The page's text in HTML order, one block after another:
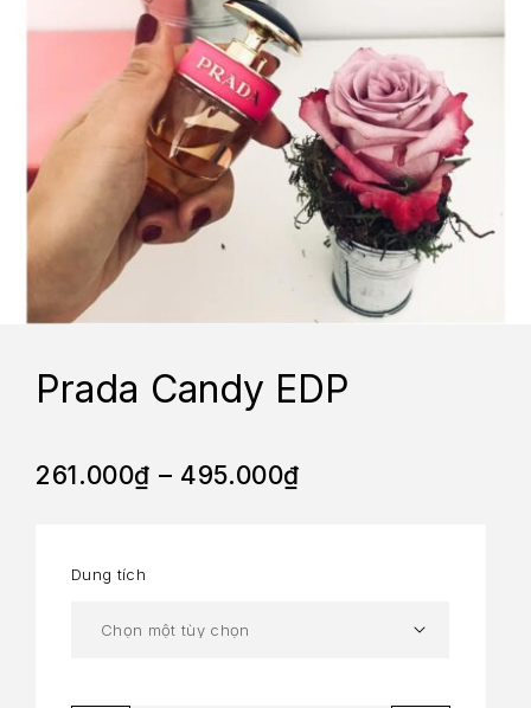
Prada Candy EDP
261.000₫ – 495.000₫
Dung tích